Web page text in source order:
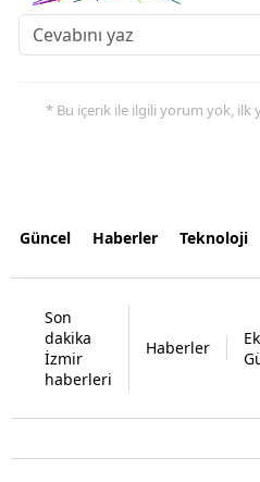
* Bu içerik ile ilgili yorum yok, ilk
Güncel Haberler Teknoloji
Son
dakika
İzmir
haberleri
Haberler